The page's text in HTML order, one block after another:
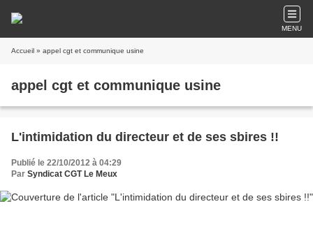
MENU
Accueil » appel cgt et communique usine
appel cgt et communique usine
L'intimidation du directeur et de ses sbires !!
Publié le 22/10/2012 à 04:29
Par Syndicat CGT Le Meux